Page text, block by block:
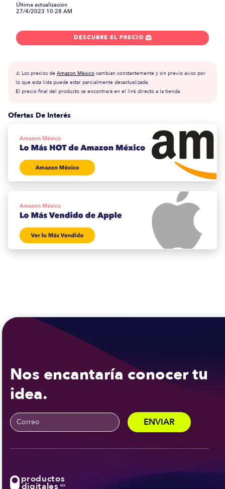
Última actualización
27/4/2023 10:28 AM
DESCUBRE EL PRECIO 
⚠️ Los precios de Amazon México cambian constantemente y sin previo aviso por
lo que esta lista puede estar parcialmente desactualizada.
El precio final del producto se encontrará en el link directo a la tienda.
Ofertas De Interés
Nos encantaría conocer tu
idea.
productos
digitales MX